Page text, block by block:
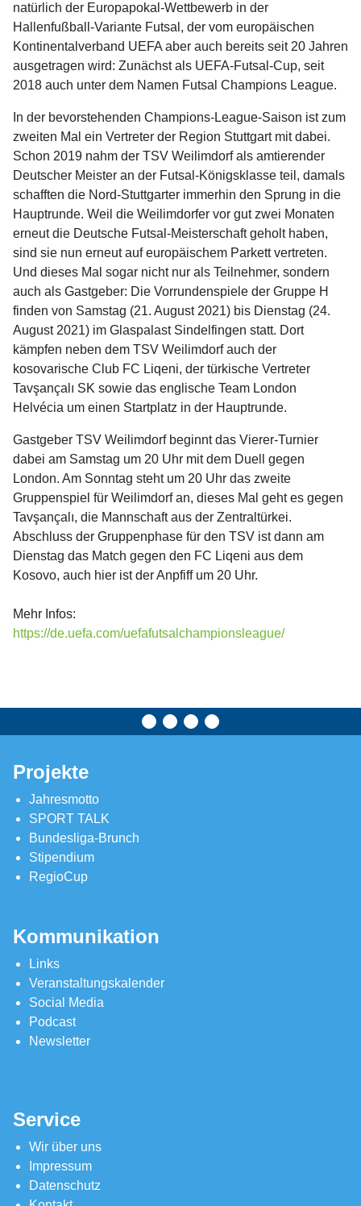
natürlich der Europapokal-Wettbewerb in der
Hallenfußball-Variante Futsal, der vom europäischen
Kontinentalverband UEFA aber auch bereits seit 20 Jahren
ausgetragen wird: Zunächst als UEFA-Futsal-Cup, seit
2018 auch unter dem Namen Futsal Champions League.
In der bevorstehenden Champions-League-Saison ist zum
zweiten Mal ein Vertreter der Region Stuttgart mit dabei.
Schon 2019 nahm der TSV Weilimdorf als amtierender
Deutscher Meister an der Futsal-Königsklasse teil, damals
schafften die Nord-Stuttgarter immerhin den Sprung in die
Hauptrunde. Weil die Weilimdorfer vor gut zwei Monaten
erneut die Deutsche Futsal-Meisterschaft geholt haben,
sind sie nun erneut auf europäischem Parkett vertreten.
Und dieses Mal sogar nicht nur als Teilnehmer, sondern
auch als Gastgeber: Die Vorrundenspiele der Gruppe H
finden von Samstag (21. August 2021) bis Dienstag (24.
August 2021) im Glaspalast Sindelfingen statt. Dort
kämpfen neben dem TSV Weilimdorf auch der
kosovarische Club FC Liqeni, der türkische Vertreter
Tavşançalı SK sowie das englische Team London
Helvécia um einen Startplatz in der Hauptrunde.
Gastgeber TSV Weilimdorf beginnt das Vierer-Turnier
dabei am Samstag um 20 Uhr mit dem Duell gegen
London. Am Sonntag steht um 20 Uhr das zweite
Gruppenspiel für Weilimdorf an, dieses Mal geht es gegen
Tavşançalı, die Mannschaft aus der Zentraltürkei.
Abschluss der Gruppenphase für den TSV ist dann am
Dienstag das Match gegen den FC Liqeni aus dem
Kosovo, auch hier ist der Anpfiff um 20 Uhr.
Mehr Infos:
https://de.uefa.com/uefafutsalchampionsleague/
Projekte
Jahresmotto
SPORT TALK
Bundesliga-Brunch
Stipendium
RegioCup
Kommunikation
Links
Veranstaltungskalender
Social Media
Podcast
Newsletter
Service
Wir über uns
Impressum
Datenschutz